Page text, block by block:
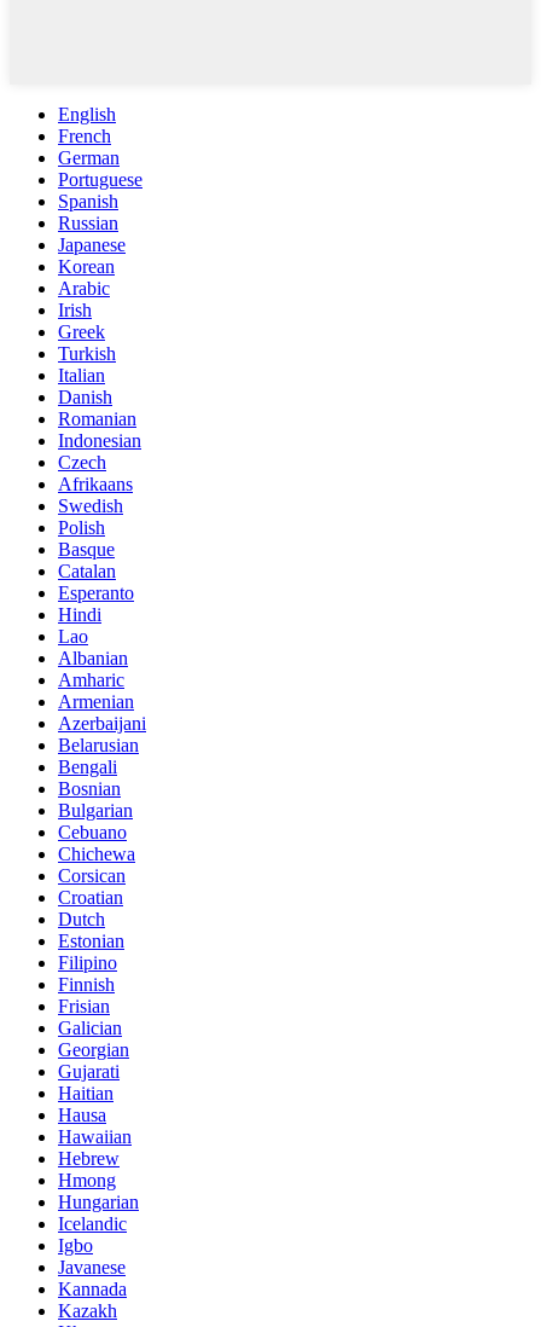
English
French
German
Portuguese
Spanish
Russian
Japanese
Korean
Arabic
Irish
Greek
Turkish
Italian
Danish
Romanian
Indonesian
Czech
Afrikaans
Swedish
Polish
Basque
Catalan
Esperanto
Hindi
Lao
Albanian
Amharic
Armenian
Azerbaijani
Belarusian
Bengali
Bosnian
Bulgarian
Cebuano
Chichewa
Corsican
Croatian
Dutch
Estonian
Filipino
Finnish
Frisian
Galician
Georgian
Gujarati
Haitian
Hausa
Hawaiian
Hebrew
Hmong
Hungarian
Icelandic
Igbo
Javanese
Kannada
Kazakh